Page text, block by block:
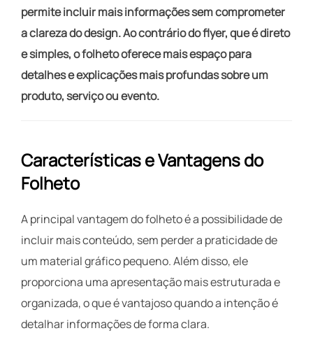
permite incluir mais informações sem comprometer
a clareza do design. Ao contrário do flyer, que é direto
e simples, o folheto oferece mais espaço para
detalhes e explicações mais profundas sobre um
produto, serviço ou evento.
Características e Vantagens do
Folheto
A principal vantagem do folheto é a possibilidade de
incluir mais conteúdo, sem perder a praticidade de
um material gráfico pequeno. Além disso, ele
proporciona uma apresentação mais estruturada e
organizada, o que é vantajoso quando a intenção é
detalhar informações de forma clara.